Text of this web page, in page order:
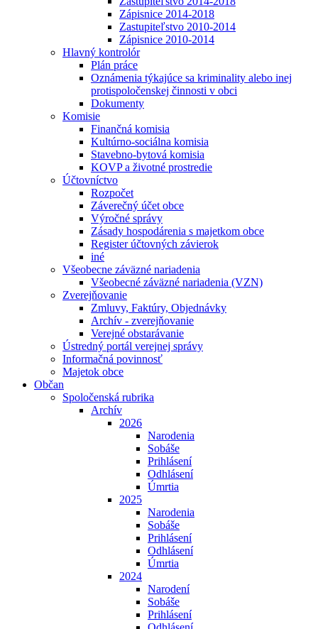
Zápisnice 2014-2018
Zastupiteľstvo 2010-2014
Zápisnice 2010-2014
Hlavný kontrolór
Plán práce
Oznámenia týkajúce sa kriminality alebo inej
protispoločenskej činnosti v obci
Dokumenty
Komisie
Finančná komisia
Kultúrno-sociálna komisia
Stavebno-bytová komisia
KOVP a životné prostredie
Účtovníctvo
Rozpočet
Záverečný účet obce
Výročné správy
Zásady hospodárenia s majetkom obce
Register účtovných závierok
iné
Všeobecne záväzné nariadenia
Všeobecné záväzné nariadenia (VZN)
Zverejňovanie
Zmluvy, Faktúry, Objednávky
Archív - zverejňovanie
Verejné obstarávanie
Ústredný portál verejnej správy
Informačná povinnosť
Majetok obce
Občan
Spoločenská rubrika
Archív
2026
Narodenia
Sobáše
Prihlásení
Odhlásení
Úmrtia
2025
Narodenia
Sobáše
Prihlásení
Odhlásení
Úmrtia
2024
Narodení
Sobáše
Prihlásení